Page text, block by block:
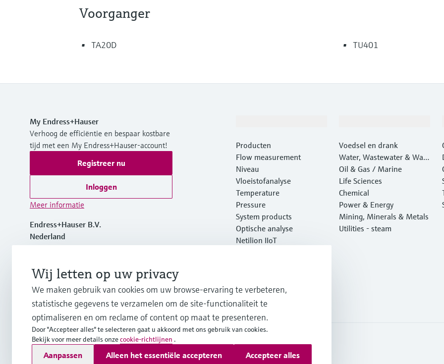
Voorganger
TA20D TU401
My Endress+Hauser
Verhoog de efficiëntie en bespaar kostbare
tijd met een My Endress+Hauser-account!
Registreer nu
Inloggen
Meer informatie
Endress+Hauser B.V.
Nederland
info.nl@endress.com
Producten
Flow measurement
Niveau
Vloeistofanalyse
Temperature
Pressure
System products
Optische analyse
Netilion IIoT
Services
Voedsel en drank
Water, Wastewater & Wast
e
Oil & Gas / Marine
Life Sciences
Chemical
Power & Energy
Mining, Minerals & Metals
Utilities - steam
Copyright © Endress+Hauser Group Services AG
ImprintGebruiksvoorwaarden Data Protection Algemene Leveringsvoorwaarden
Wij letten op uw privacy
We maken gebruik van cookies om uw browse-ervaring te verbeteren,
statistische gegevens te verzamelen om de site-functionaliteit te
optimaliseren en om reclame of content op maat te presenteren.
Door "Accepteer alles" te selecteren gaat u akkoord met ons gebruik van cookies.
Bekijk voor meer details onzecookie-richtlijnen .
Aanpassen Alleen het essentiële accepteren Accepteer alles